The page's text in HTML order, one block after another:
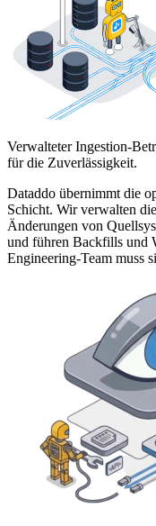
Verwalteter Ingestion-
für die Zuverlässigkeit.
Dataddo übernimmt die
Schicht. Wir verwalten
Änderungen von
und führen Backfills und
Engineering-Team muss